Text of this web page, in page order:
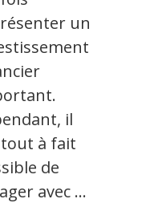
un
il
à fait
de
avec …